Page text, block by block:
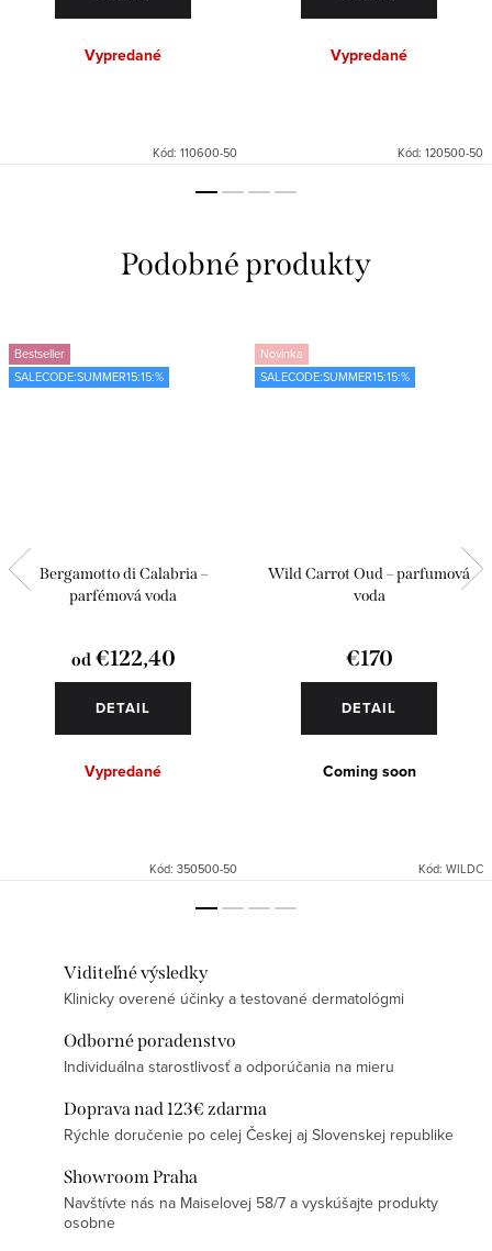
Vypredané
Kód: 110600-50
Vypredané
Kód: 120500-50
Bestseller
SALECODE:SUMMER15:15:%
Bergamotto di Calabria –
parfémová voda
od€122,40
DETAIL
Vypredané
Kód: 350500-50
Novinka
SALECODE:SUMMER15:15:%
Wild Carrot Oud – parfumová
voda
€170
DETAIL
Coming soon
Kód: WILDC
Viditeľné výsledky
Klinicky overené účinky a testované dermatológmi
Odborné poradenstvo
Individuálna starostlivosť a odporúčania na mieru
Doprava nad 123€ zdarma
Rýchle doručenie po celej Českej aj Slovenskej republike
Showroom Praha
Navštívte nás na Maiselovej 58/7 a vyskúšajte produkty
osobne